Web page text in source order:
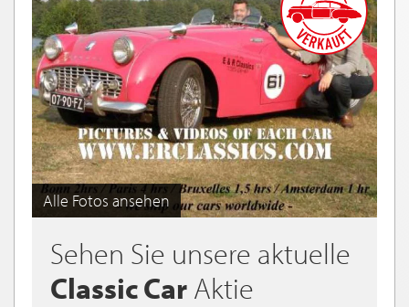
Alle Fotos ansehen
Sehen Sie unsere aktuelle
Classic Car Aktie